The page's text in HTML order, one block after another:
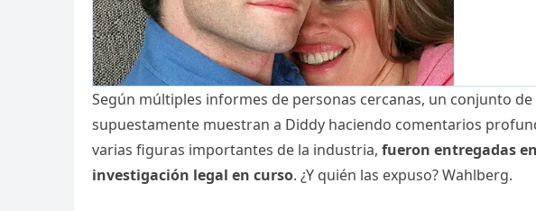
Según múltiples informes de personas cercanas, un conjunto
supuestamente muestran a Diddy haciendo comentarios
varias figuras importantes de la industria, fueron entregadas
investigación legal en curso. ¿Y quién las expuso? Wahlberg.